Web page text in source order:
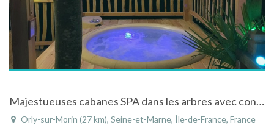
Majestueuses cabanes SPA dans les arbres avec confort moderne à 45 mn de Paris / Région Ile de France
Orly-sur-Morin (27 km), Seine-et-Marne, Île-de-France, France